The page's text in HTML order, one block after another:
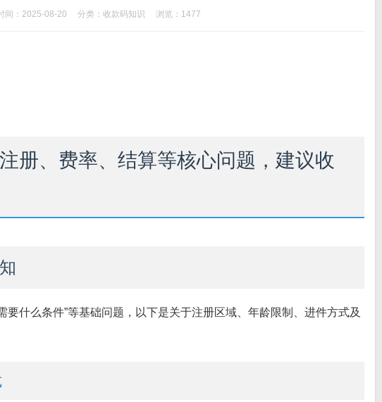
间：2025-08-20 分类：收款码知识 浏览：1477
册、费率、结算等核心问题，建议收
要什么条件”等基础问题，以下是关于注册区域、年龄限制、进件方式及